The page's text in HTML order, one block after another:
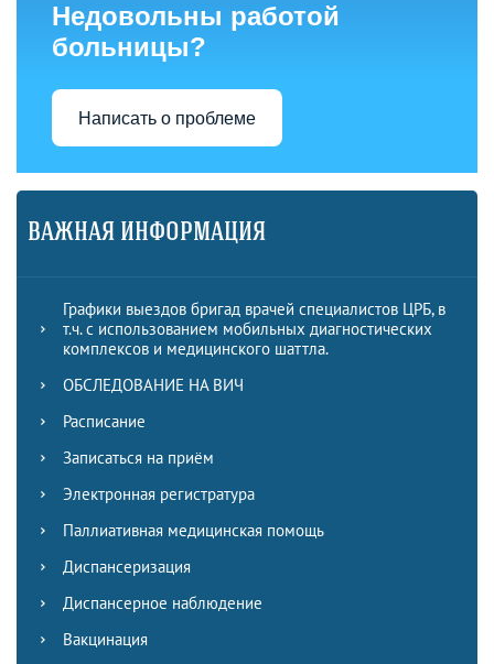
Недовольны работой
больницы?
Написать о проблеме
ВАЖНАЯ ИНФОРМАЦИЯ
Графики выездов бригад врачей специалистов ЦРБ, в
т.ч. с использованием мобильных диагностических
комплексов и медицинского шаттла.
ОБСЛЕДОВАНИЕ НА ВИЧ
Расписание
Записаться на приём
Электронная регистратура
Паллиативная медицинская помощь
Диспансеризация
Диспансерное наблюдение
Вакцинация